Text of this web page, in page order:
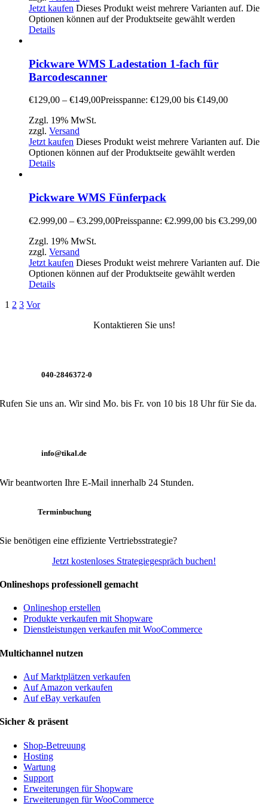
Jetzt kaufen Dieses Produkt weist mehrere Varianten auf. Die
Optionen können auf der Produktseite gewählt werden
Details
Pickware WMS Ladestation 1-fach für
Barcodescanner
€129,00 – €149,00Preisspanne: €129,00 bis €149,00
Zzgl. 19% MwSt.
zzgl. Versand
Jetzt kaufen Dieses Produkt weist mehrere Varianten auf. Die
Optionen können auf der Produktseite gewählt werden
Details
Pickware WMS Fünferpack
€2.999,00 – €3.299,00Preisspanne: €2.999,00 bis €3.299,00
Zzgl. 19% MwSt.
zzgl. Versand
Jetzt kaufen Dieses Produkt weist mehrere Varianten auf. Die
Optionen können auf der Produktseite gewählt werden
Details
1 2 3 Vor
Kontaktieren Sie uns!
040-2846372-0
Rufen Sie uns an. Wir sind Mo. bis Fr. von 10 bis 18 Uhr für Sie da.
info@tikal.de
Wir beantworten Ihre E-Mail innerhalb 24 Stunden.
Terminbuchung
Sie benötigen eine effiziente Vertriebsstrategie?
Jetzt kostenloses Strategiegespräch buchen!
Onlineshops professionell gemacht
Onlineshop erstellen
Produkte verkaufen mit Shopware
Dienstleistungen verkaufen mit WooCommerce
Multichannel nutzen
Auf Marktplätzen verkaufen
Auf Amazon verkaufen
Auf eBay verkaufen
Sicher & präsent
Shop-Betreuung
Hosting
Wartung
Support
Erweiterungen für Shopware
Erweiterungen für WooCommerce